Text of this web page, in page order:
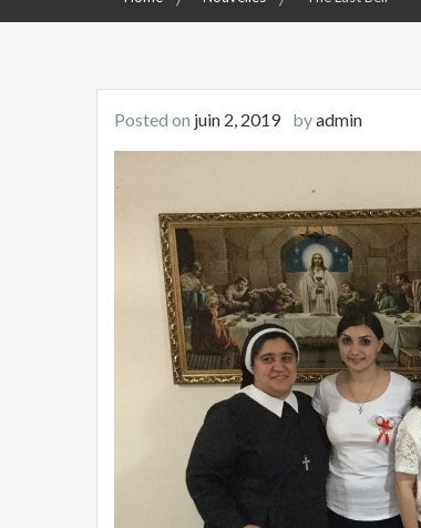
Posted on juin 2, 2019 byadmin